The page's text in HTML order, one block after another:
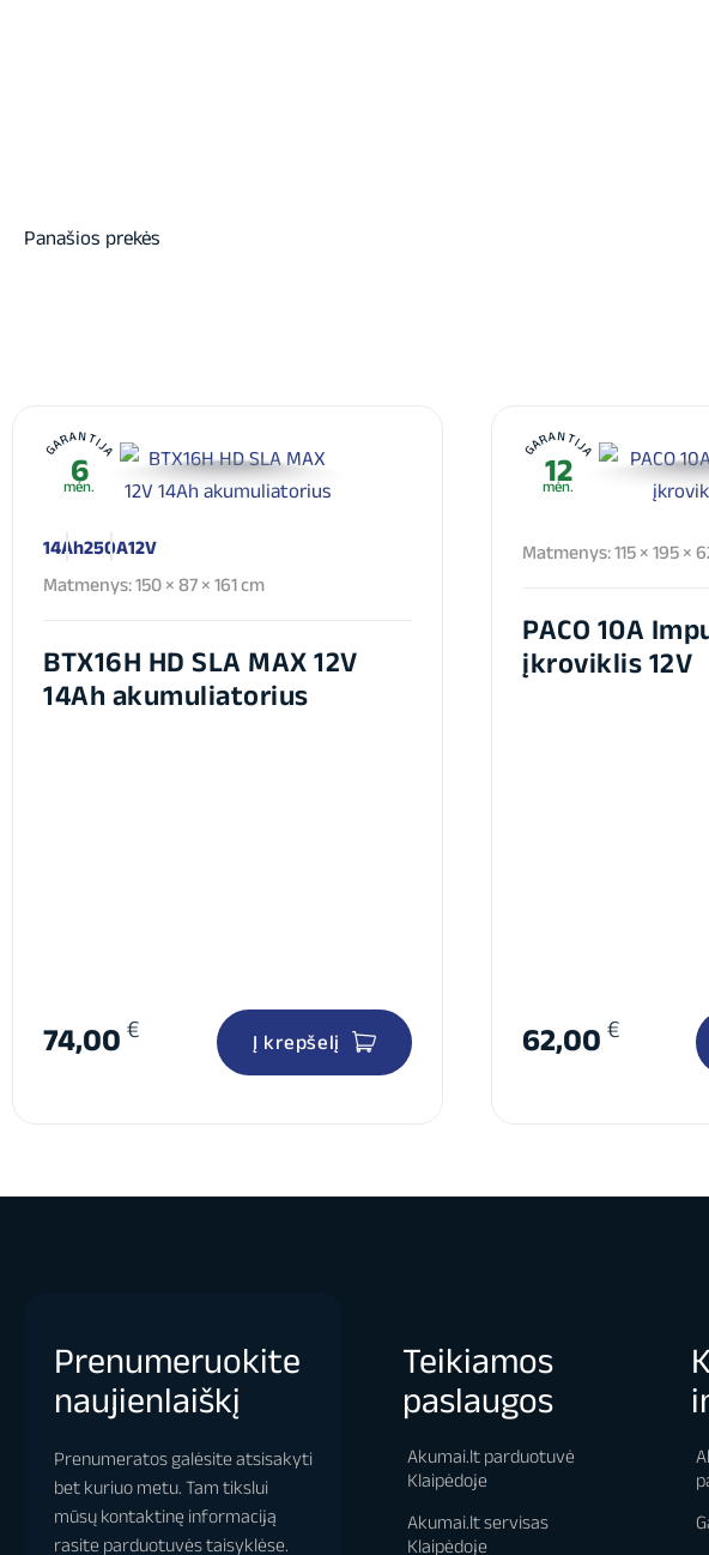
Panašios prekės
GARANTIJA
6
mėn.
14Ah250A12V
Matmenys: 150 × 87 × 161 cm
BTX16H HD SLA MAX 12V
14Ah akumuliatorius
74,00 €
Į krepšelį
GARANTIJA
12
mėn.
Matmenys: 115 × 195 ×
PACO 10A
įkroviklis 12V
62,00 €
Prenumeruokite
naujienlaiškį
Prenumeratos galėsite atsisakyti
bet kuriuo metu. Tam tikslui
mūsų kontaktinę informaciją
rasite parduotuvės taisyklėse.
Teikiamos
paslaugos
Akumai.lt parduotuvė
Klaipėdoje
Akumai.lt servisas
Klaipėdoje